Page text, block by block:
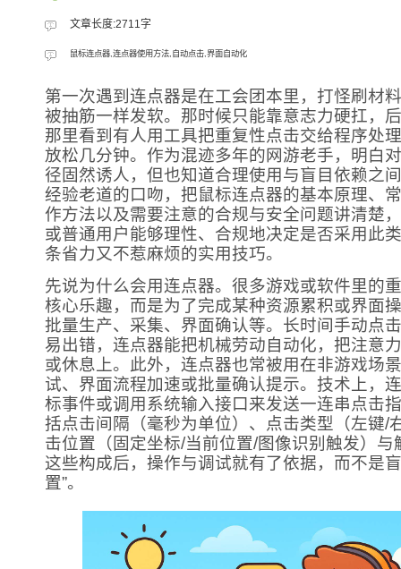
文章长度:2711字
鼠标连点器,连点器使用方法,自动点击,界面自动化
第一次遇到连点器是在工会团本里，打怪刷材
被抽筋一样发软。那时候只能靠意志力硬扛，
那里看到有人用工具把重复性点击交给程序处
放松几分钟。作为混迹多年的网游老手，明白
径固然诱人，但也知道合理使用与盲目依赖之
经验老道的口吻，把鼠标连点器的基本原理、
作方法以及需要注意的合规与安全问题讲清楚
或普通用户能够理性、合规地决定是否采用此
条省力又不惹麻烦的实用技巧。
先说为什么会用连点器。很多游戏或软件里的
核心乐趣，而是为了完成某种资源累积或界面
批量生产、采集、界面确认等。长时间手动点
易出错，连点器能把机械劳动自动化，把注意
或休息上。此外，连点器也常被用在非游戏场
试、界面流程加速或批量确认提示。技术上，
标事件或调用系统输入接口来发送一连串点击
括点击间隔（毫秒为单位）、点击类型（左键/
击位置（固定坐标/当前位置/图像识别触发）与
这些构成后，操作与调试就有了依据，而不是
置”。